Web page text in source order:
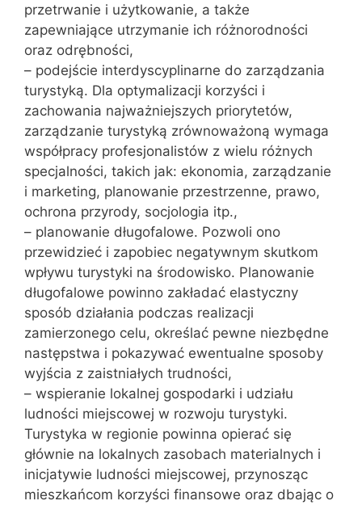
przetrwanie i użytkowanie, a także
zapewniające utrzymanie ich różnorodności
oraz odrębności,
– podejście interdyscyplinarne do zarządzania
turystyką. Dla optymalizacji korzyści i
zachowania najważniejszych priorytetów,
zarządzanie turystyką zrównoważoną wymaga
współpracy profesjonalistów z wielu różnych
specjalności, takich jak: ekonomia, zarządzanie
i marketing, planowanie przestrzenne, prawo,
ochrona przyrody, socjologia itp.,
– planowanie długofalowe. Pozwoli ono
przewidzieć i zapobiec negatywnym skutkom
wpływu turystyki na środowisko. Planowanie
długofalowe powinno zakładać elastyczny
sposób działania podczas realizacji
zamierzonego celu, określać pewne niezbędne
następstwa i pokazywać ewentualne sposoby
wyjścia z zaistniałych trudności,
– wspieranie lokalnej gospodarki i udziału
ludności miejscowej w rozwoju turystyki.
Turystyka w regionie powinna opierać się
głównie na lokalnych zasobach materialnych i
inicjatywie ludności miejscowej, przynosząc
mieszkańcom korzyści finansowe oraz dbając o